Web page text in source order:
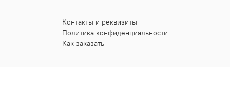
Контакты и реквизиты
Политика конфиденциальности
Как заказать